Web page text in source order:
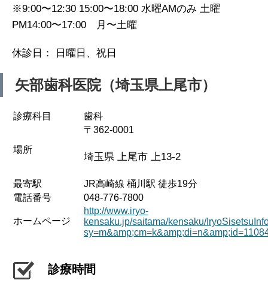
※9:00〜12:30 15:00〜18:00 水曜AMのみ 土曜
PM14:00〜17:00 月〜土曜
休診日： 日曜日、祝日
矢部歯科医院（埼玉県上尾市）
診療科目 歯科
場所
〒362-0001
埼玉県 上尾市 上13-2
最寄駅
JR高崎線 桶川駅 徒歩19分
電話番号
048-776-7800
ホームページ
http://www.iryo-
kensaku.jp/saitama/kensaku/
診療時間